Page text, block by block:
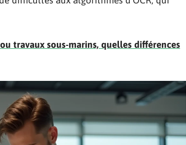
travaux sous-marins, quelles différences